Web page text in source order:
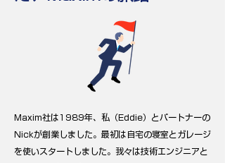
Maxim社は1989年、私（Eddie）とパートナーの
Nickが創業しました。最初は自宅の寝室とガレージ
を使いスタートしました。我々は技術エンジニアと